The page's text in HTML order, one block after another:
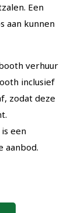
Een
aan kunnen
verhuur
inclusief
zodat deze
een
aanbod.